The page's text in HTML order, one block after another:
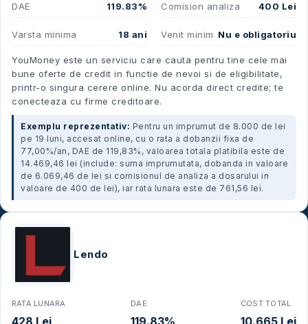
DAE 119.83% Comision analiza 400 Lei
Varsta minima 18 ani Venit minim Nu e obligatoriu
YouMoney este un serviciu care cauta pentru tine cele mai
bune oferte de credit in functie de nevoi si de eligibilitate,
printr-o singura cerere online. Nu acorda direct credite; te
conecteaza cu firme creditoare.
Exemplu reprezentativ: Pentru un imprumut de 8.000 de lei
pe 19 luni, accesat online, cu o rata a dobanzii fixa de
77,00%/an, DAE de 119,83%, valoarea totala platibila este de
14.469,46 lei (include: suma imprumutata, dobanda in valoare
de 6.069,46 de lei si comisionul de analiza a dosarului in
valoare de 400 de lei), iar rata lunara este de 761,56 lei.
Lendo
RATA LUNARA
428 Lei
DAE
119.83%
COST TOTAL
10.665 Lei